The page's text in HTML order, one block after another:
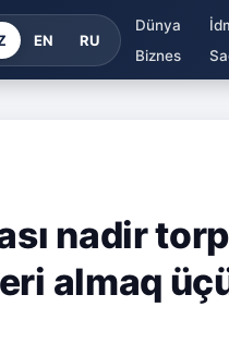
EN RU
Dünya
Biznes
nadir
almaq